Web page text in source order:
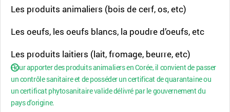
Les produits animaliers (bois de cerf, os, etc)
Les oeufs, les oeufs blancs, la poudre d’oeufs, etc
Les produits laitiers (lait, fromage, beurre, etc)
Pour apporter des produits animaliers en Corée, il convient de passer
un contrôle sanitaire et de posséder un certificat de quarantaine ou
un certificat phytosanitaire valide délivré par le gouvernement du
pays d’origine.